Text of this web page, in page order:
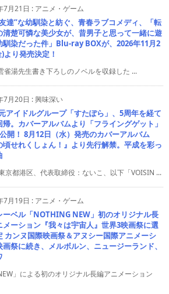
7月21日 : アニメ・ゲーム
達”な幼馴染と紡ぐ、青春ラブコメディ、「転
清楚可憐な美少女が、昔男子と思って一緒に遊
馴染だった件」Blu-ray BOXが、2026年11月2
より発売決定！
湯先生書き下ろしのノベルを収録した ...
7月20日 :興味深い
アイドルグループ「すたぽら」、5周年を経て
帰。カバーアルバムより「フライングゲット」
開！ 8月12日（水）発売のカバーアルバム
頃せれくしょん！』より先行解禁。平成を彩っ
京都港区、代表取締役：ないこ、以下「VOISIN ...
7月19日 : アニメ・ゲーム
ーベル「NOTHING NEW」初のオリジナル長
メーション『我々は宇宙人』世界3映画祭に選
カンヌ国際映画祭＆アヌシー国際アニメーシ
画祭に続き、メルボルン、ニュージーランド、
」による初のオリジナル長編アニメーション